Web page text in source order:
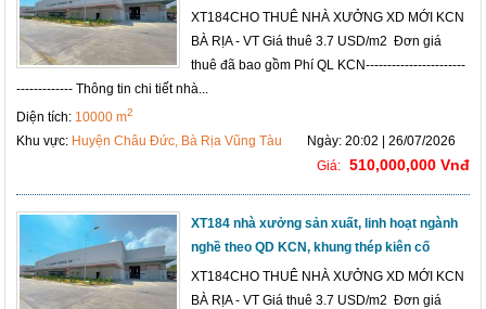
XT184CHO THUÊ NHÀ XƯỞNG XD MỚI KCN
BÀ RỊA - VT Giá thuê 3.7 USD/m2 Đơn giá
thuê đã bao gồm Phí QL KCN-----------------------
------------- Thông tin chi tiết nhà...
Diện tích: 10000 m2
Khu vực: Huyện Châu Đức, Bà Rịa Vũng Tàu
Ngày: 20:02 | 26/07/2026
Giá: 510,000,000 Vnđ
XT184 nhà xưởng sản xuất, linh hoạt ngành
nghề theo QD KCN, khung thép kiên cố
XT184CHO THUÊ NHÀ XƯỞNG XD MỚI KCN
BÀ RỊA - VT Giá thuê 3.7 USD/m2 Đơn giá